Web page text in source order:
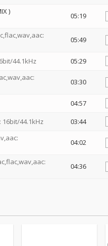
)
05:19
05:49
44.1kHz 05:29
03:30
04:57
44.1kHz 03:44
04:02
04:36